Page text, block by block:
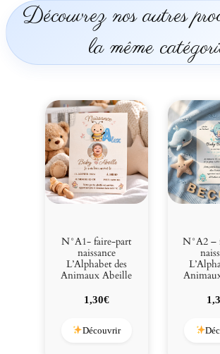
Découvrez nos autres
la même
N°A1- faire-part
naissance
L’Alphabet des
Animaux Abeille
1,30€
Découvrir
N°A2 –